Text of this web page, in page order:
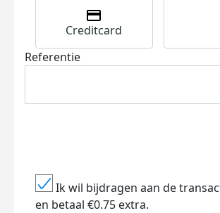
Creditcard
Referentie
Ik wil bijdragen aan de
en betaal €0.75 extra.